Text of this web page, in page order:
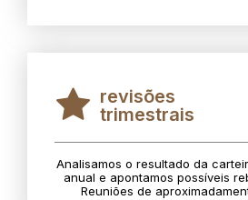
revisões
trimestrais
Analisamos o resultado da
anual e apontamos possíveis
Reuniões de